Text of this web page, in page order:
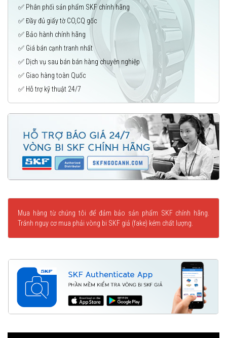
✅ Phân phối sản phẩm SKF chính hãng
✅ Đầy đủ giấy tờ CO,CQ gốc
✅ Bảo hành chính hãng
✅ Giá bán cạnh tranh nhất
✅ Dịch vụ sau bán bán hàng chuyên nghiệp
✅ Giao hàng toàn Quốc
✅ Hỗ trợ kỹ thuật 24/7
Mua hàng từ chúng tôi để đảm bảo sản phẩm SKF chính hãng.
Tránh nguy cơ mua phải vòng bi SKF giả (fake) kém chất lượng.